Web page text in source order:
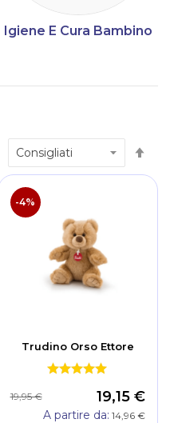
Igiene E Cura Bambino
-4%
Trudino Orso Ettore
19,15 €
19,95 €
A partire da 14,96 €